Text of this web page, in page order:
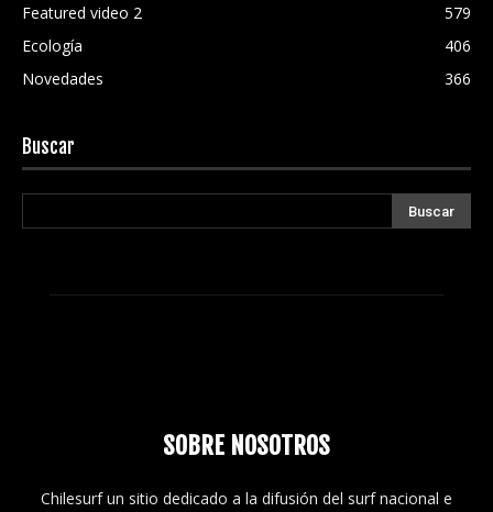
Featured video 2
579
Ecología
406
Novedades
366
Buscar
SOBRE NOSOTROS
Chilesurf un sitio dedicado a la difusión del surf nacional e